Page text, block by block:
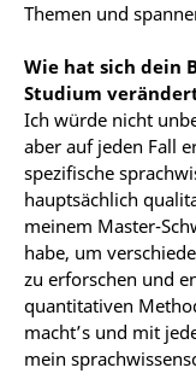
Themen und
Wie hat sich dein
Studium
Ich würde nicht
aber auf jeden Fall
spezifische
hauptsächlich
meinem Master-
habe, um
zu erforschen und
quantitativen
macht’s und mit
mein